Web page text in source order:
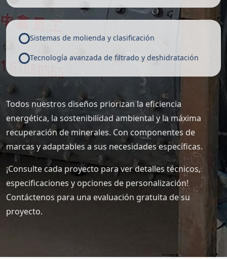
Sistemas de molienda y clasificación
Tecnología avanzada de filtrado y deshidratación
Todos nuestros diseños priorizan la eficiencia
energética, la sostenibilidad ambiental y la máxima
recuperación de minerales. Con componentes de
marcas y adaptables a sus necesidades específicas.
¡Consulte cada proyecto para ver detalles técnicos,
especificaciones y opciones de personalización!
Contáctenos para una evaluación gratuita de su
proyecto.